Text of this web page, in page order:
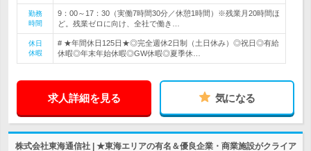
勤務
時間
9：00～17：30（実働7時間30分／休憩1時間）※残業月20時間ほ
ど。残業ゼロに向け、全社で働き…
休日
休暇
# ★年間休日125日★◎完全週休2日制（土日休み）◎祝日◎有給
休暇◎年末年始休暇◎GW休暇◎夏季休…
求人詳細を見る 気になる
株式会社東海通信社 | ★東海エリアの有名＆優良企業・商業施設がクライア